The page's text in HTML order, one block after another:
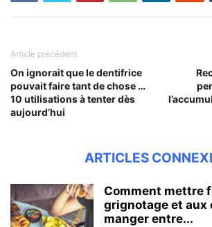
Article précédent
On ignorait que le dentifrice
pouvait faire tant de chose …
10 utilisations à tenter dès
aujourd’hui
ARTICLES
Comment mettre
grignotage et aux
manger entre...